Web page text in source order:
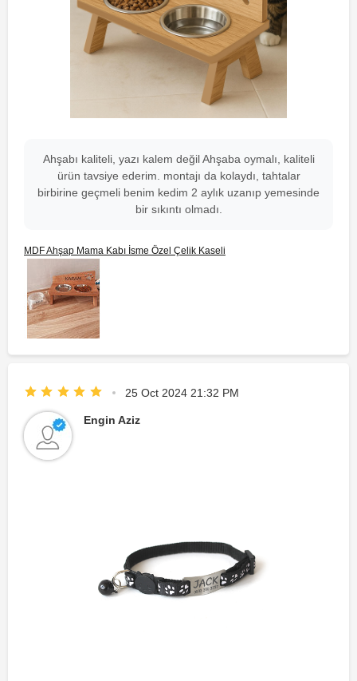
Ahşabı kaliteli, yazı kalem değil Ahşaba oymalı, kaliteli
ürün tavsiye ederim. montajı da kolaydı, tahtalar
birbirine geçmeli benim kedim 2 aylık uzanıp yemesinde
bir sıkıntı olmadı.
MDF Ahşap Mama Kabı İsme Özel Çelik Kaseli
25 Oct 2024 21:32 PM
Engin Aziz